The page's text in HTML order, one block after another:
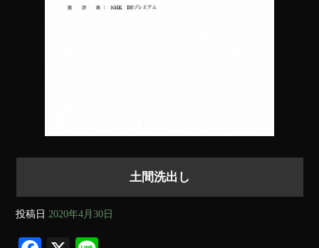
土間洗出し
投稿日 2020年4月30日